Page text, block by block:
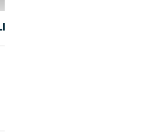
SCHIEBEDACH RARITÄT